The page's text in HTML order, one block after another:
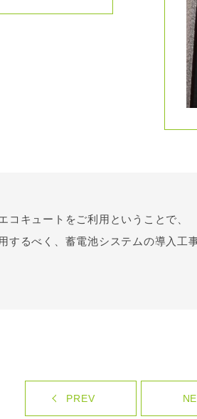
コキュートをご利用ということで、
するべく、蓄電池システムの導入工
PREV